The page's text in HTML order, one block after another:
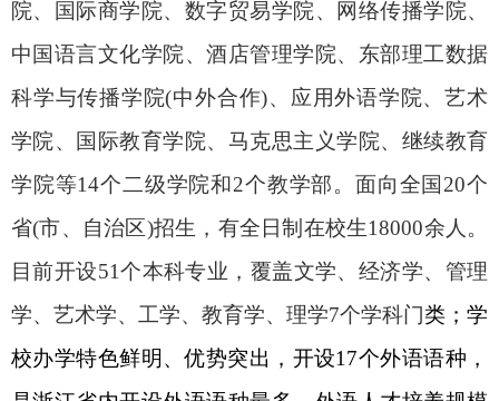
院、国际商学院、数字贸易学院、网络传播学院、
中国语言文化学院、酒店管理学院、东部理工数据
科学与传播学院(中外合作)、应用外语学院、艺术
学院、国际教育学院、马克思主义学院、 继续教育
学院等14个二级学院和2个教学部。面向全国20个
省(市、自治区)招生，有全日制在校生18000余人。
目前开设51个本科专业， 覆盖文学、经济学、管理
学、艺术学、工学、教育学、理学7个学科门类； 学
校办学特色鲜明、优势突出，开设17个外语语种，